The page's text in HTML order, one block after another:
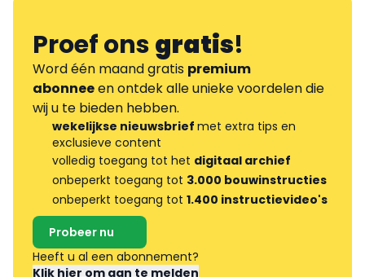
Proef onsgratis!
Word één maand gratis premium
abonneeen ontdek alle unieke voordelen die
wij u te bieden hebben.
wekelijkse nieuwsbrief met extra tips en
exclusieve content
volledig toegang tot het digitaal archief
onbeperkt toegang tot 3.000 bouwinstructies
onbeperkt toegang tot 1.400 instructievideo's
Probeer nu
Heeft u al een abonnement?
Klik hier om aan te melden